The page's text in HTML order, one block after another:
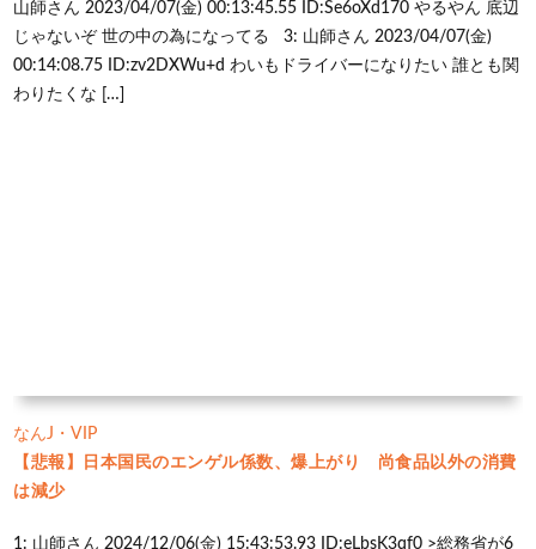
山師さん 2023/04/07(金) 00:13:45.55 ID:Se6oXd170 やるやん 底辺
じゃないぞ 世の中の為になってる 3: 山師さん 2023/04/07(金)
00:14:08.75 ID:zv2DXWu+d わいもドライバーになりたい 誰とも関
わりたくな […]
なんJ・VIP
【悲報】日本国民のエンゲル係数、爆上がり 尚食品以外の消費
は減少
1: 山師さん 2024/12/06(金) 15:43:53.93 ID:eLbsK3qf0 >総務省が6